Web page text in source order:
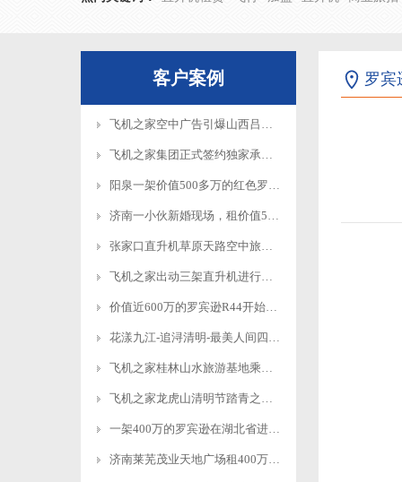
客户案例
飞机之家空中广告引爆山西吕梁中阳县上空
飞机之家集团正式签约独家承包运营新疆玉其塔什景区，打造低空旅游新标杆！
阳泉一架价值500多万的红色罗宾逊直升机开展静展活动
济南一小伙新婚现场，租价值500多万的直升机助阵
张家口直升机草原天路空中旅游正式开启
飞机之家出动三架直升机进行大地区农喷作业
价值近600万的罗宾逊R44开始空中飞播造林
花漾九江-追浔清明-最美人间四月天-去庐山西海踏青去
飞机之家桂林山水旅游基地乘坐直升飞机俯瞰看桂林山水你值得拥有
飞机之家龙虎山清明节踏青之旅正式开启
一架400万的罗宾逊在湖北省进行空中巡查
济南莱芜茂业天地广场租400万直升机进行商业庆典
罗宾